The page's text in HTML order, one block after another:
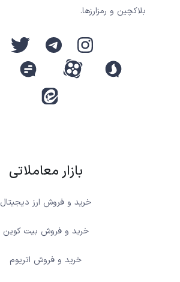
بلاکچین و رمزارزها.
بازار معاملاتی
خرید و فروش ارز دیجیتال
خرید و فروش بیت کوین
خرید و فروش اتریوم